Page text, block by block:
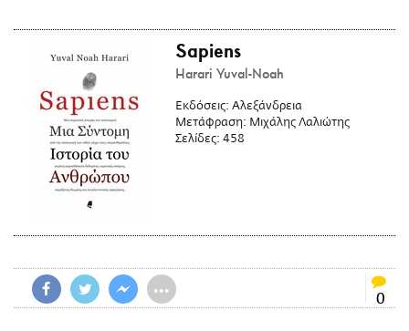
Sapiens
Harari Yuval-Noah
Εκδόσεις: Αλεξάνδρεια
Μετάφραση: Μιχάλης Λαλιώτης
Σελίδες: 458
•••
0